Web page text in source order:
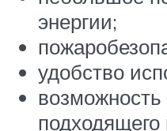
энергии;
удобство